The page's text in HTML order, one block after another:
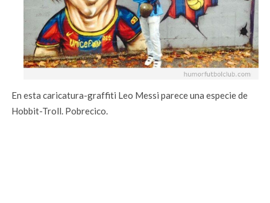
En esta caricatura-graffiti Leo Messi parece una especie de
Hobbit-Troll. Pobrecico.